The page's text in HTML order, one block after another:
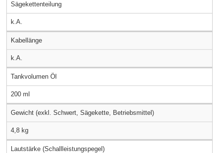
Sägekettenteilung
k.A.
Kabellänge
k.A.
Tankvolumen Öl
200 ml
Gewicht (exkl. Schwert, Sägekette, Betriebsmittel)
4,8 kg
Lautstärke (Schallleistungspegel)